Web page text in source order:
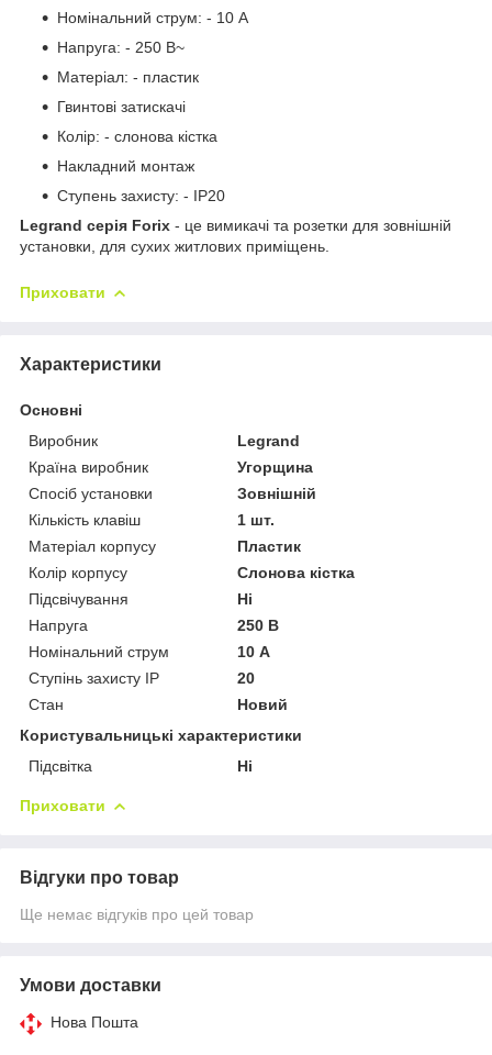
Номінальний струм: - 10 А
Напруга: - 250 В~
Матеріал: - пластик
Гвинтові затискачі
Колір: - слонова кістка
Накладний монтаж
Ступень захисту: - IP20
Legrand серія Forix - це вимикачі та розетки для зовнішній
установки, для сухих житлових приміщень.
Приховати
Характеристики
Основні
Виробник
Legrand
Країна виробник
Угорщина
Спосіб установки
Зовнішній
Кількість клавіш
1 шт.
Матеріал корпусу
Пластик
Колір корпусу
Слонова кістка
Підсвічування
Ні
Напруга
250 В
Номінальний струм
10 А
Ступінь захисту IP
20
Стан
Новий
Користувальницькі характеристики
Підсвітка
Ні
Приховати
Відгуки про товар
Ще немає відгуків про цей товар
Умови доставки
Нова Пошта